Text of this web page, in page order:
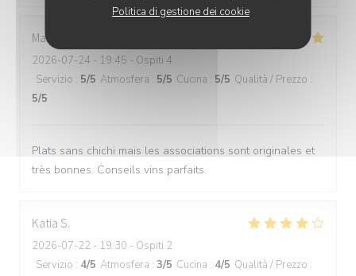
Politica di gestione dei cookie
Marine
2026-07-24 - 19:45 - Ospiti 4
Servizio : 5/5 Atmosfera : 5/5 Cucina : 5/5 Qualità / Prezzo :
5/5
Plats sans chichi mais les associations sont originales et
très bonnes. Conseils vins parfaits.
Katia S
2026-07-22 - 19:30 - Ospiti 2
Servizio : 4/5 Atmosfera : 3/5 Cucina : 4/5 Qualità / Prezzo :